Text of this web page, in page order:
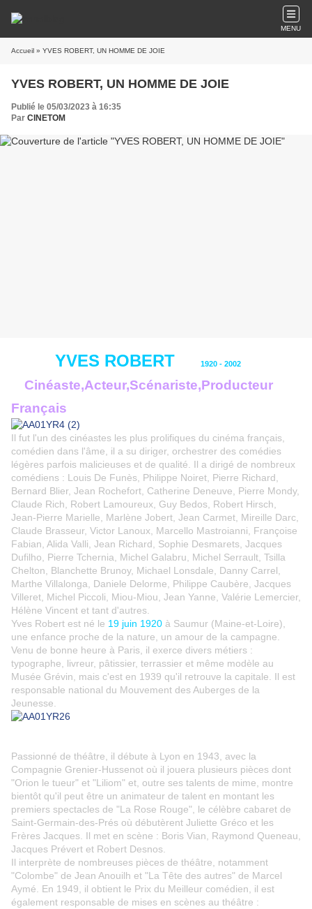
MENU
Accueil » YVES ROBERT, UN HOMME DE JOIE
YVES ROBERT, UN HOMME DE JOIE
Publié le 05/03/2023 à 16:35
Par CINETOM
YVES ROBERT 1920 - 2002
Cinéaste,Acteur,Scénariste,Producteur
Français
Il fut l'un des cinéastes les plus prolifiques du cinéma français,
comédien dans l'âme, il a su diriger, orchestrer des comédies
légères parfois malicieuses et de qualité. Il a dirigé de nombreux
comédiens : Louis De Funès, Philippe Noiret, Pierre Richard,
Bernard Blier, Jean Rochefort, Catherine Deneuve, Pierre Mondy,
Claude Rich, Robert Lamoureux, Guy Bedos, Robert Hirsch,
Jean-Pierre Marielle, Marlène Jobert, Jean Carmet, Mireille Darc,
Claude Brasseur, Victor Lanoux, Marcello Mastroianni, Françoise
Fabian, Alida Valli, Jean Richard, Sophie Desmarets, Jacques
Dufilho, Pierre Tchernia, Michel Galabru, Michel Serrault, Tsilla
Chelton, Blanchette Brunoy, Michael Lonsdale, Danny Carrel,
Marthe Villalonga, Daniele Delorme, Philippe Caubère, Jacques
Villeret, Michel Piccoli, Miou-Miou, Jean Yanne, Valérie Lemercier,
Hélène Vincent et tant d'autres.
Yves Robert est né le 19 juin 1920 à Saumur (Maine-et-Loire),
une enfance proche de la nature, un amour de la campagne.
Venu de bonne heure à Paris, il exerce divers métiers :
typographe, livreur, pâtissier, terrassier et même modèle au
Musée Grévin, mais c'est en 1939 qu'il retrouve la capitale. Il est
responsable national du Mouvement des Auberges de la
Jeunesse.
Passionné de théâtre, il débute à Lyon en 1943, avec la
Compagnie Grenier-Hussenot où il jouera plusieurs pièces dont
"Orion le tueur" et "Liliom" et, outre ses talents de mime, montre
bientôt qu'il peut être un animateur de talent en montant les
premiers spectacles de "La Rose Rouge", le célèbre cabaret de
Saint-Germain-des-Prés où débutèrent Juliette Gréco et les
Frères Jacques. Il met en scène : Boris Vian, Raymond Queneau,
Jacques Prévert et Robert Desnos.
Il interprète de nombreuses pièces de théâtre, notamment
"Colombe" de Jean Anouilh et "La Tête des autres" de Marcel
Aymé. En 1949, il obtient le Prix du Meilleur comédien, il est
également responsable de mises en scènes au théâtre :